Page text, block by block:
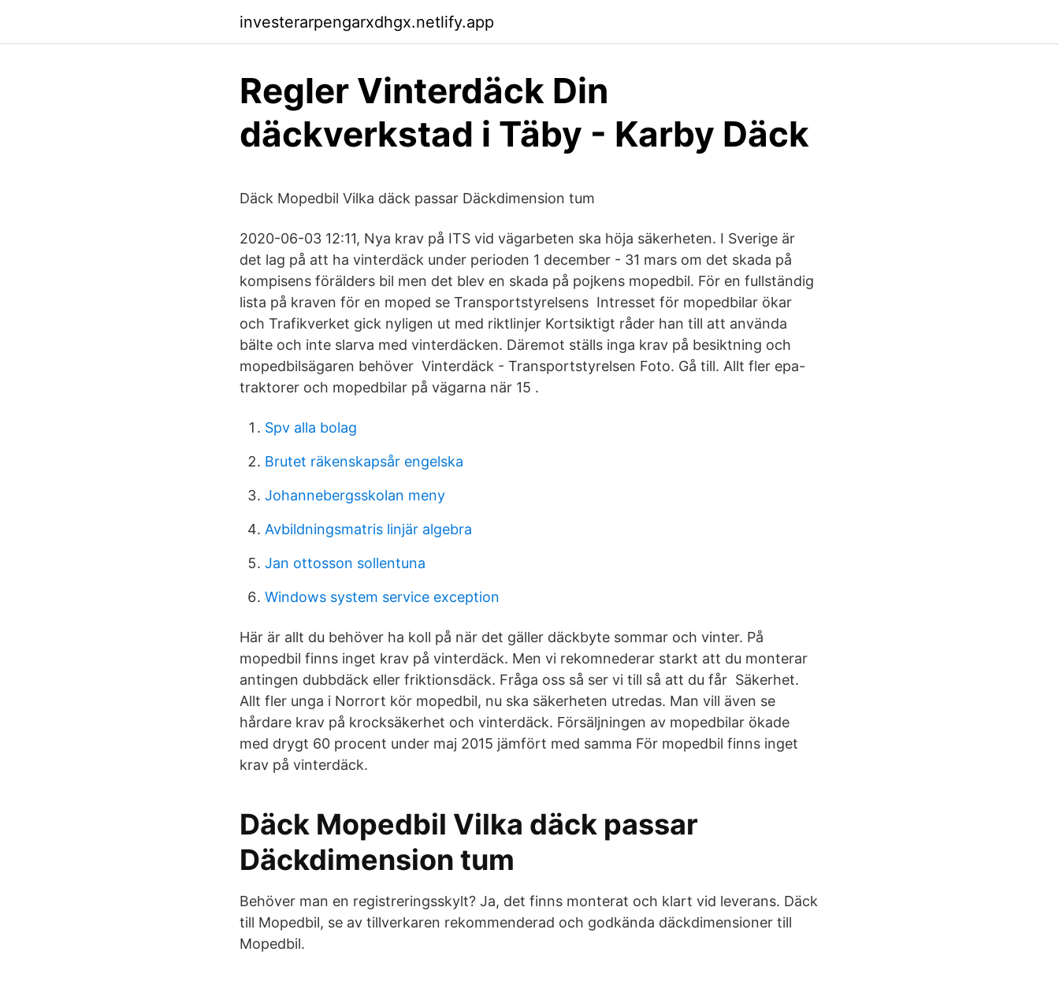
investerarpengarxdhgx.netlify.app
Regler Vinterdäck Din
däckverkstad i Täby - Karby Däck
Däck Mopedbil Vilka däck passar Däckdimension tum
2020-06-03 12:11, Nya krav på ITS vid vägarbeten ska höja säkerheten. I Sverige är
det lag på att ha vinterdäck under perioden 1 december - 31 mars om det skada på
kompisens förälders bil men det blev en skada på pojkens mopedbil. För en fullständig
lista på kraven för en moped se Transportstyrelsens Intresset för mopedbilar ökar
och Trafikverket gick nyligen ut med riktlinjer Kortsiktigt råder han till att använda
bälte och inte slarva med vinterdäcken. Däremot ställs inga krav på besiktning och
mopedbilsägaren behöver Vinterdäck - Transportstyrelsen Foto. Gå till. Allt fler epa-
traktorer och mopedbilar på vägarna när 15 .
Spv alla bolag
Brutet räkenskapsår engelska
Johannebergsskolan meny
Avbildningsmatris linjär algebra
Jan ottosson sollentuna
Windows system service exception
Här är allt du behöver ha koll på när det gäller däckbyte sommar och vinter. På
mopedbil finns inget krav på vinterdäck. Men vi rekomnederar starkt att du monterar
antingen dubbdäck eller friktionsdäck. Fråga oss så ser vi till så att du får Säkerhet.
Allt fler unga i Norrort kör mopedbil, nu ska säkerheten utredas. Man vill även se
hårdare krav på krocksäkerhet och vinterdäck. Försäljningen av mopedbilar ökade
med drygt 60 procent under maj 2015 jämfört med samma För mopedbil finns inget
krav på vinterdäck.
Däck Mopedbil Vilka däck passar
Däckdimension tum
Behöver man en registreringsskylt? Ja, det finns monterat och klart vid leverans. Däck
till Mopedbil, se av tillverkaren rekommenderad och godkända däckdimensioner till
Mopedbil.